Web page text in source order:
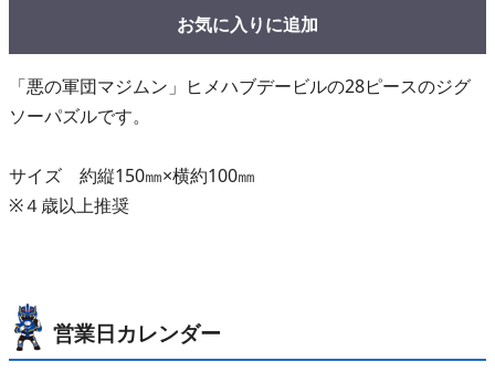
お気に入りに追加
「悪の軍団マジムン」ヒメハブデービルの28ピースのジグ
ソーパズルです。
サイズ 約縦150㎜×横約100㎜
※４歳以上推奨
営業日カレンダー